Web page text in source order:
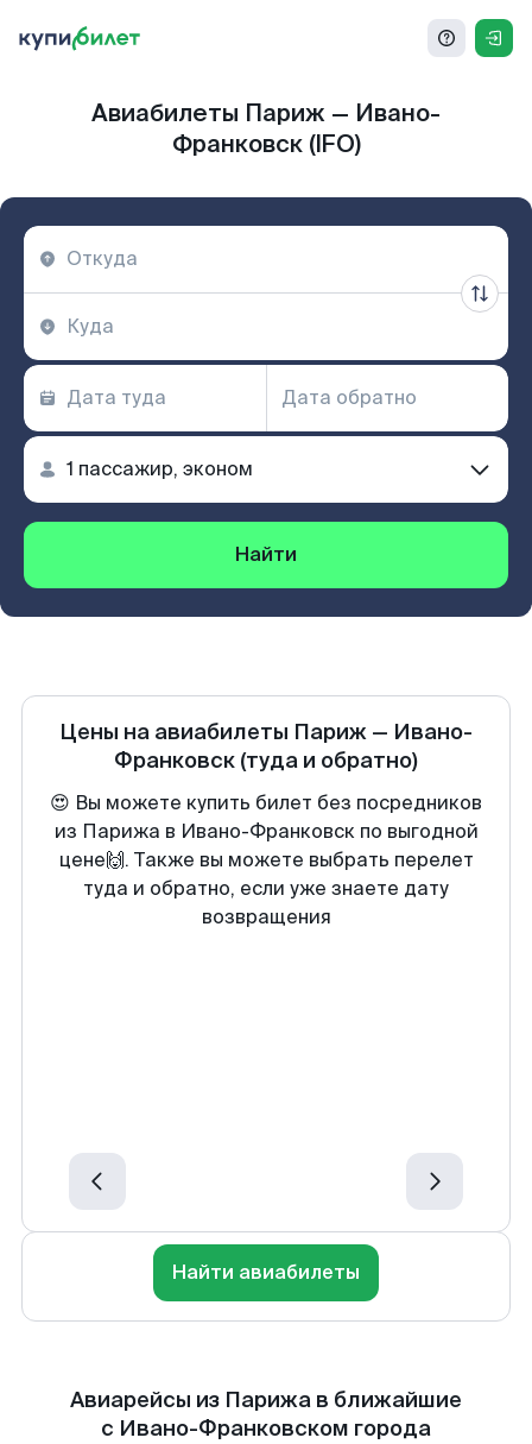
Авиабилеты Париж — Ивано-
Франковск (IFO)
Найти
Цены на авиабилеты Париж — Ивано-
Франковск (туда и обратно)
😍 Вы можете купить билет без посредников
из Парижа в Ивано-Франковск по выгодной
цене🙌. Также вы можете выбрать перелет
туда и обратно, если уже знаете дату
возвращения
Найти авиабилеты
Авиарейсы из Парижа в ближайшие
с Ивано-Франковском города